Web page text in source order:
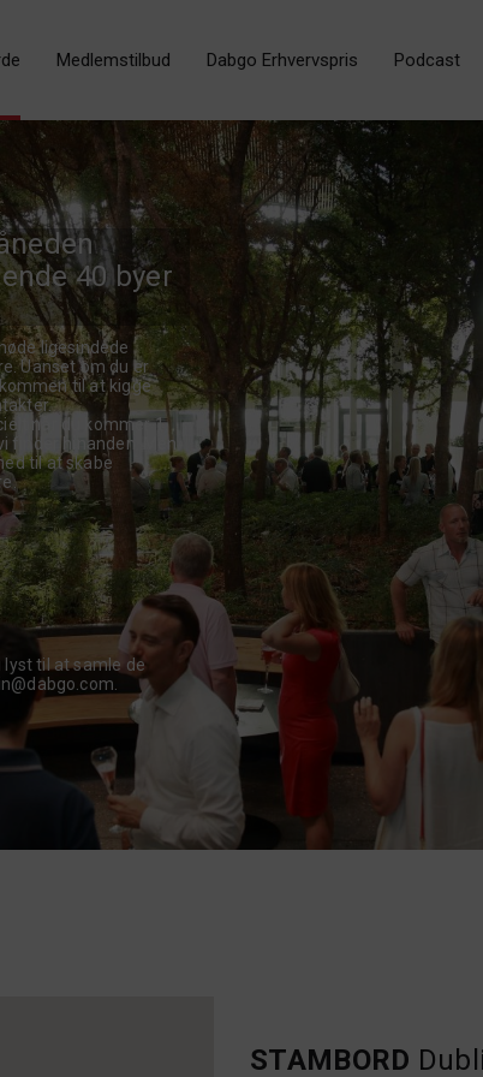
Medlemstilbud Dabgo Erhvervspris Podcast
40 byer
ligesindede
Uanset om du er
til at kigge
når du kommer 1.
finder hinanden. Men
til at skabe
til at samle de
STAMBORD